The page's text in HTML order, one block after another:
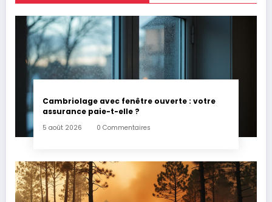
Cambriolage avec fenêtre ouverte : votre
assurance paie-t-elle ?
5 août 2026 0 Commentaires